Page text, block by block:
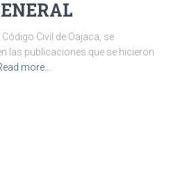
Civil de Oajaca, se
las publicaciones que se hicieron
more…